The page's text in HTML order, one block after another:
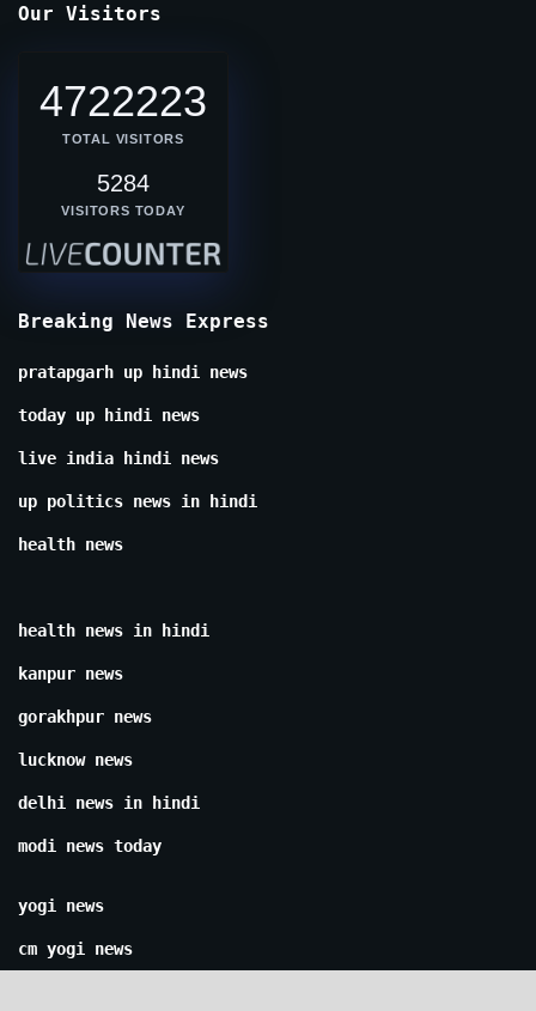
Our Visitors
4722223
TOTAL VISITORS
5284
VISITORS TODAY
Breaking News Express
pratapgarh up hindi news
today up hindi news
live india hindi news
up politics news in hindi
health news
health news in hindi
kanpur news
gorakhpur news
lucknow news
delhi news in hindi
modi news today
yogi news
cm yogi news